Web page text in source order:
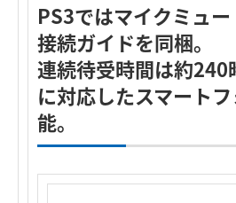
PS3ではマイクミュ
接続ガイドを同梱。
連続待受時間は約
に対応したスマート
能。